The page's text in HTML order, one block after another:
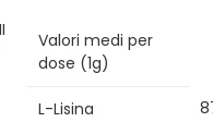
Valori medi per
dose (1g)
L-Lisina